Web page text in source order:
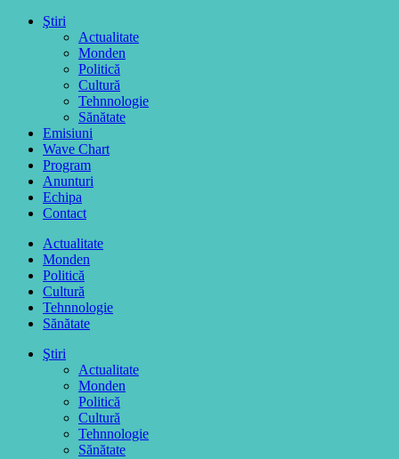
Ştiri
Actualitate
Monden
Politică
Cultură
Tehnnologie
Sănătate
Emisiuni
Wave Chart
Program
Anunturi
Echipa
Contact
Actualitate
Monden
Politică
Cultură
Tehnnologie
Sănătate
Ştiri
Actualitate
Monden
Politică
Cultură
Tehnnologie
Sănătate